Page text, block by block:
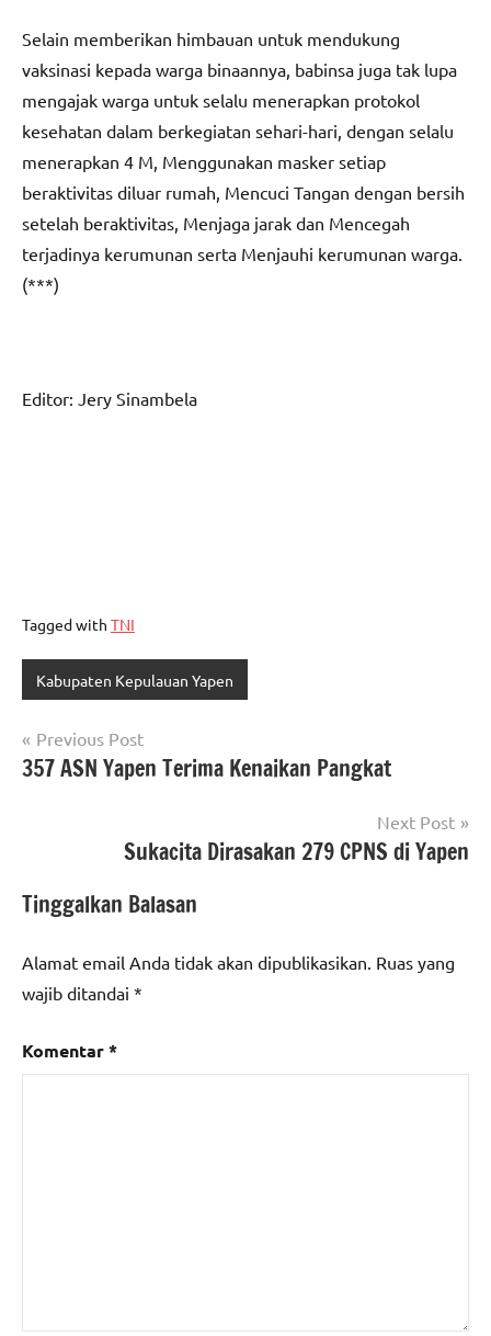
Selain memberikan himbauan untuk mendukung
vaksinasi kepada warga binaannya, babinsa juga tak lupa
mengajak warga untuk selalu menerapkan protokol
kesehatan dalam berkegiatan sehari-hari, dengan selalu
menerapkan 4 M, Menggunakan masker setiap
beraktivitas diluar rumah, Mencuci Tangan dengan bersih
setelah beraktivitas, Menjaga jarak dan Mencegah
terjadinya kerumunan serta Menjauhi kerumunan warga.
(***)
Editor: Jery Sinambela
Tagged with TNI
Kabupaten Kepulauan Yapen
Navigasi
pos
Previous Post
357 ASN Yapen Terima Kenaikan Pangkat
Next Post
Sukacita Dirasakan 279 CPNS di Yapen
Tinggalkan Balasan
Alamat email Anda tidak akan dipublikasikan. Ruas yang
wajib ditandai *
Komentar*